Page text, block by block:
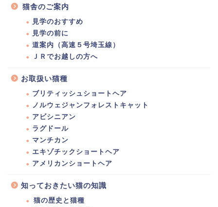
猫舎のご案内
見学のおすすめ
見学の前に
道案内（高速５号埼玉線）
ＪＲでお越しの方へ
お取扱い猫種
ブリティッシュショートヘア
ノルウェジャンフォレストキャット
アビシニアン
ラグドール
マンチカン
エキゾチックショートヘア
アメリカンショートヘア
知っておきたい猫の知識
猫の歴史と猫種